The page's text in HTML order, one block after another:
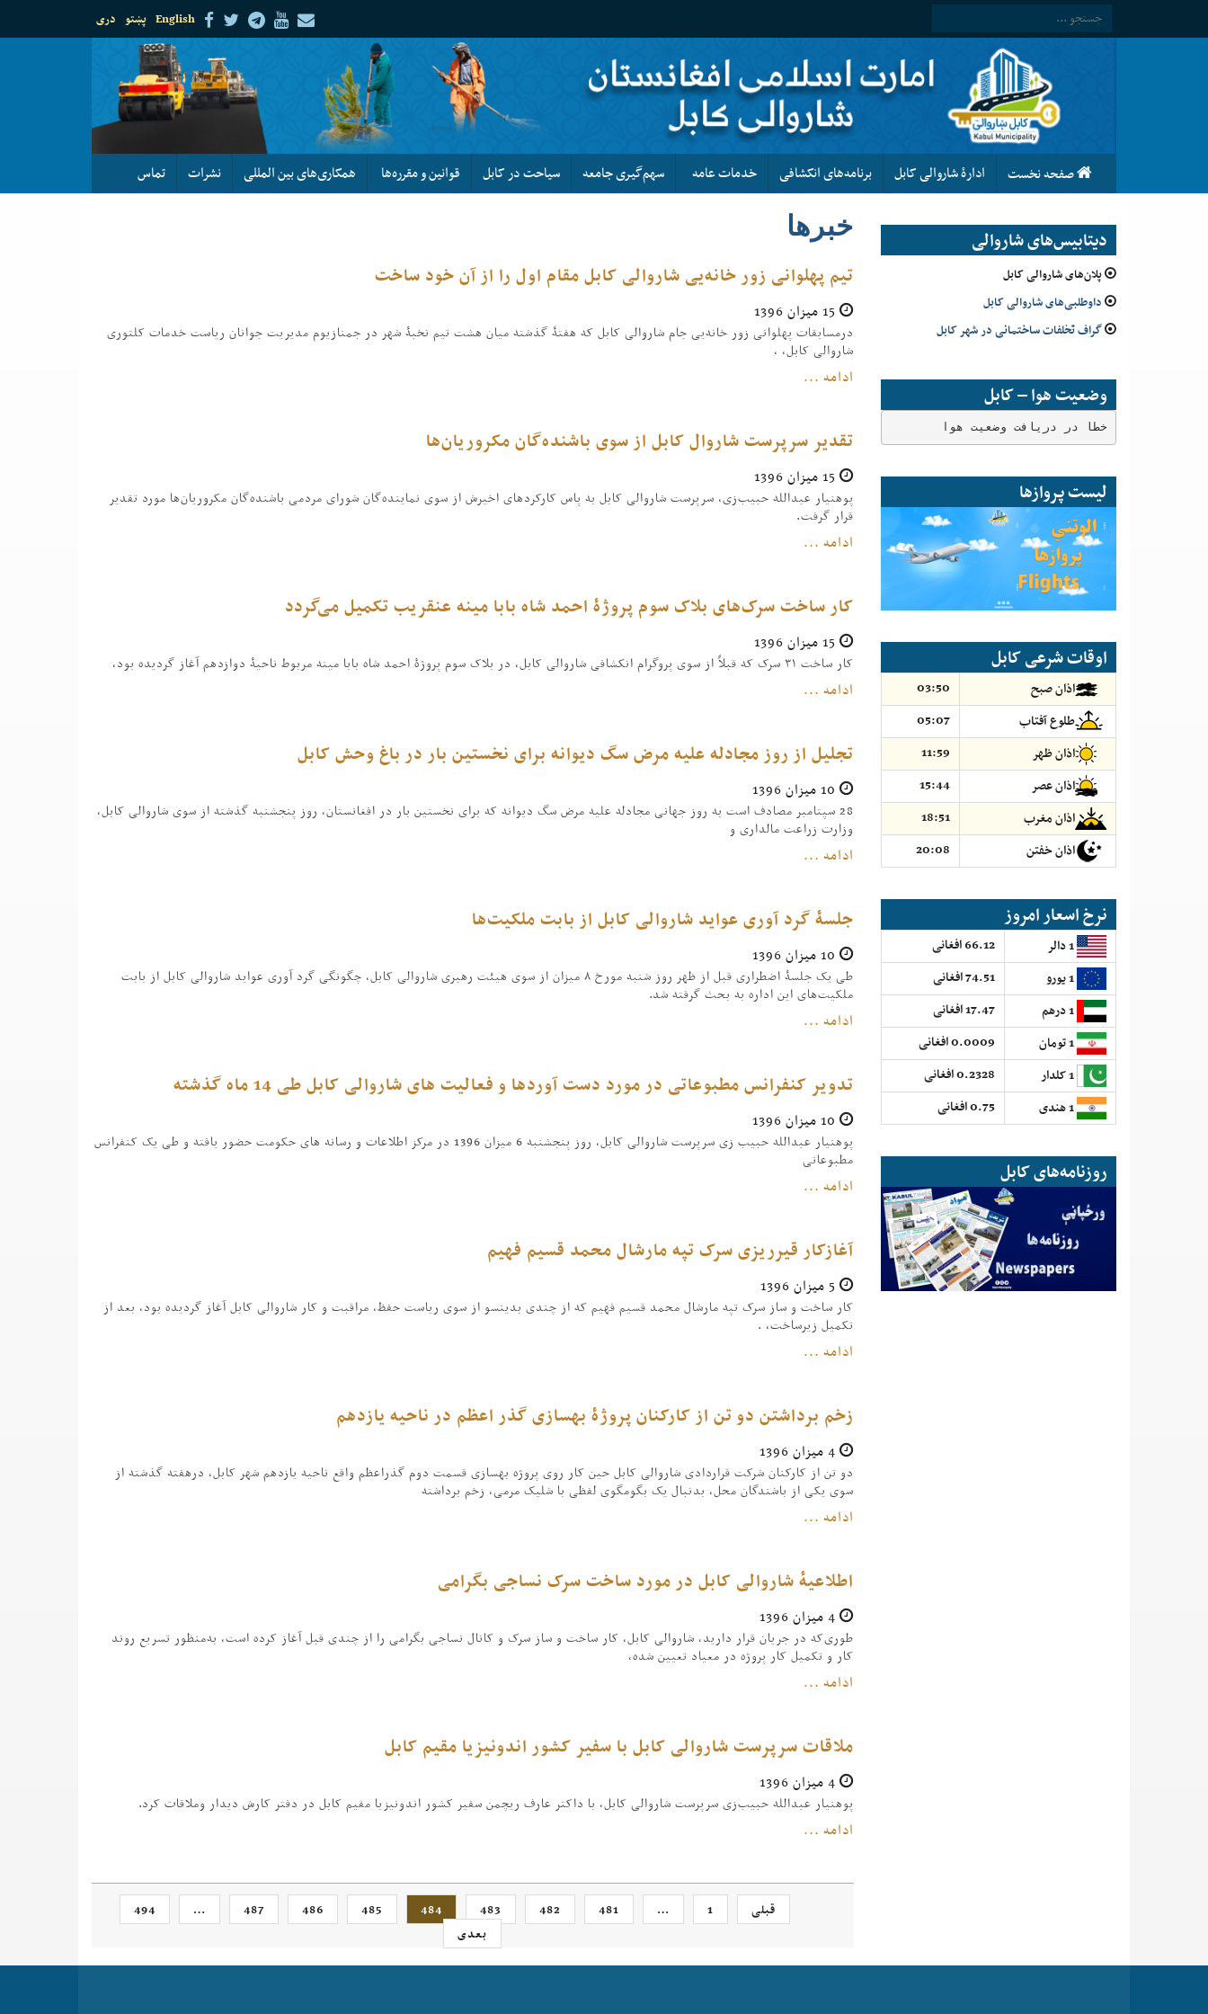
دری پښتو English
صفحه نخست ادارۀ شاروالی کابل برنامه‌های انکشافی خدمات عامه سهم‌گیری جامعه سیاحت در کابل قوانین و مقرره‌ها همکاری‌های بین المللی نشرات تماس
دیتابیس‌های شاروالی
پلان‌های شاروالی کابل
داوطلبی‌های شاروالی کابل
گراف تخلفات ساختمانی در شهر کابل
وضعیت هوا – کابل
خطا در دریافت وضعیت هوا
لیست پروازها
اوقات شرعی کابل
اذان صبح
03:50
طلوع آفتاب
05:07
اذان ظهر
11:59
اذان عصر
15:44
اذان مغرب
18:51
اذان خفتن
20:08
نرخ اسعار امروز
66.12 افغانی
74.51 افغانی
17.47 افغانی
0.0009 افغانی
0.2328 افغانی
0.75 افغانی
روزنامه‌های کابل
خبرها
تیم پهلوانی زور خانه‌یی شاروالی کابل مقام اول را از آن خود ساخت
درمسابقات پهلوانی زور خانه‌یی جام شاروالی کابل که هفتۀ گذشته میان هشت تیم نخبۀ شهر در جمنازیوم مدیریت جوانان ریاست خدمات کلتوری
شاروالی کابل، ،
ادامه ...
تقدیر سرپرست شاروال کابل از سوی باشنده‌گان مکروریان‌ها
پوهنیار عبدالله حبیب‌زی، سرپرست شاروالی کابل به پاس کارکردهای اخیرش از سوی نماینده‌گان شورای مردمی باشنده‌‌گان مکروریان‌ها مورد تقدیر
قرار گرفت.
ادامه ...
کار ساخت سرک‌های بلاک سوم پروژۀ احمد شاه بابا مینه عنقریب تکمیل می‌گردد
کار ساخت ۳۱ سرک که قبلاً از سوی پروگرام انکشافی شاروالی کابل، در بلاک سوم پروژۀ احمد شاه بابا مینه مربوط ناحیۀ دوازدهم آغاز گردیده بود،
ادامه ...
تجلیل از روز مجادله علیه مرض سگ دیوانه برای نخستین بار در باغ وحش کابل
28 سپتامبر مصادف است به روز جهانی مجادله علیه مرض سگ دیوانه که برای نخستین بار در افغانستان، روز پنجشنبه گذشته از سوی شاروالی کابل،
وزارت زراعت مالداری و
ادامه ...
جلسۀ گرد آوری عواید شاروالی کابل از بابت ملکیت‌ها
طی یک جلسۀ اضطراری قبل از ظهر روز شنبه مورخ ۸ میزان از سوی هیئت رهبری شاروالی کابل، چگونگی گرد آوری عواید شاروالی کابل از بابت
ملکیت‌های این اداره به بحث گرفته شد.
ادامه ...
تدویر کنفرانس مطبوعاتی در مورد دست آوردها و فعالیت های شاروالی کابل طی 14 ماه گذشته
پوهنیار عبدالله حبیب زی سرپرست شاروالی کابل، روز پنجشنبه 6 میزان 1396 در مرکز اطلاعات و رسانه های حکومت حضور یافته و طی یک کنفرانس
مطبوعاتی
ادامه ...
آغازکار قیرریزی سرک تپه مارشال محمد قسیم فهیم
کار ساخت و ساز سرک تپه مارشال محمد قسیم فهیم که از چندی بدینسو از سوی ریاست حفظ، مراقبت و کار شاروالی کابل آغاز گردیده بود، بعد از
تکمیل زیرساخت، .
ادامه ...
زخم برداشتن دو تن از کارکنان پروژۀ بهسازی گذر اعظم در ناحیه یازدهم
دو تن از کارکنان شرکت قراردادی شاروالی کابل حین کار روی پروژه بهسازی قسمت دوم گذراعظم واقع ناحیه یازدهم شهر کابل، درهفته گذشته از
سوی یکی از باشندگان محل، بدنبال یک بگومگوی لفظی با شلیک مرمی، زخم برداشته
ادامه ...
اطلاعیهٔ شاروالی کابل در مورد ساخت سرک نساجی بگرامی
طوری‌که در جریان قرار دارید، شاروالی کابل، کار ساخت و ساز سرک و کانال نساجی بگرامی را از چندی قبل آغاز کرده است، به‌منظور تسریع روند
کار و تکمیل کار پروژه در معیاد تعیین شده،
ادامه ...
ملاقات سرپرست شاروالی کابل با سفیر کشور اندونیزیا مقیم کابل
پوهنیار عبدالله حبیب‌زی سرپرست شاروالی کابل، با داکتر عارف ریچمن سفیر کشور اندونیزیا مقیم کابل در دفتر کارش دیدار وملاقات کرد.
ادامه ...
قبلی 1
…
481
482
483
484
485
486
487
…
494
بعدی